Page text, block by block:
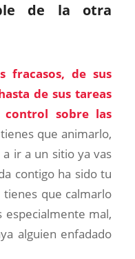
de la otra
fracasos, de sus
de sus tareas
control sobre las
que animarlo,
ir a un sitio ya vas
contigo ha sido tu
que calmarlo
especialmente mal,
alguien enfadado